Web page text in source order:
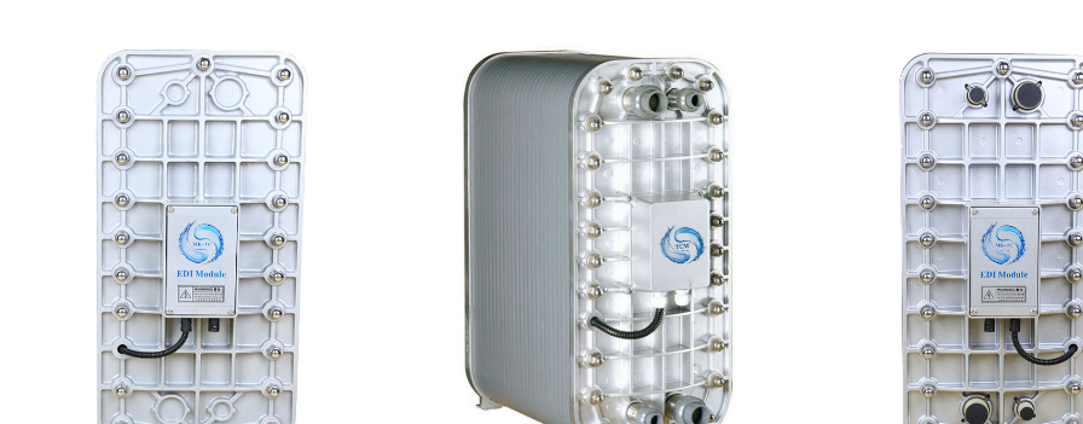
EDI超纯水处理设备
查看详情
GE EDI模块维修
查看详情
MK-TC300 EDI超纯
查看详情